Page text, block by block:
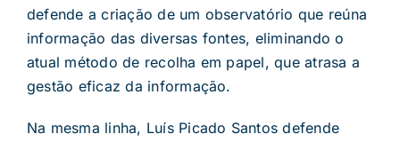
defende a criação de um observatório que reúna
informação das diversas fontes, eliminando o
atual método de recolha em papel, que atrasa a
gestão eficaz da informação.
Na mesma linha, Luís Picado Santos defende